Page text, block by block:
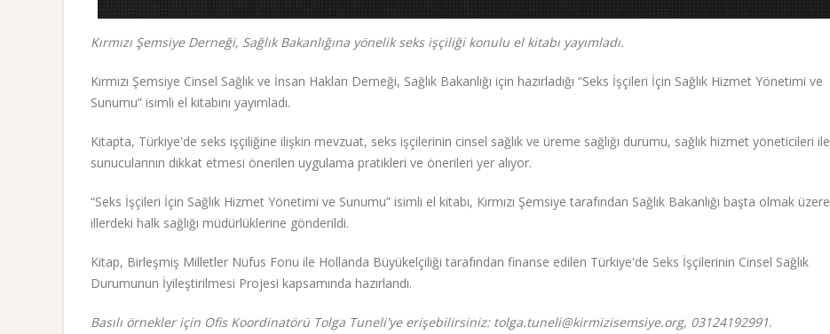
Kırmızı Şemsiye Derneği, Sağlık Bakanlığına yönelik seks işçiliği konulu el kitabı yayımladı.
Kırmızı Şemsiye Cinsel Sağlık ve İnsan Hakları Derneği, Sağlık Bakanlığı için hazırladığı “Seks İşçileri İçin Sağlık Hizmet Yönetimi ve
Sunumu” isimli el kitabını yayımladı.
Kitapta, Türkiye'de seks işçiliğine ilişkin mevzuat, seks işçilerinin cinsel sağlık ve üreme sağlığı durumu, sağlık hizmet yöneticileri ile
sunucularının dikkat etmesi önerilen uygulama pratikleri ve önerileri yer alıyor.
“Seks İşçileri İçin Sağlık Hizmet Yönetimi ve Sunumu” isimli el kitabı, Kırmızı Şemsiye tarafından Sağlık Bakanlığı başta olmak üzere
illerdeki halk sağlığı müdürlüklerine gönderildi.
Kitap, Birleşmiş Milletler Nüfus Fonu ile Hollanda Büyükelçiliği tarafından finanse edilen Türkiye'de Seks İşçilerinin Cinsel Sağlık
Durumunun İyileştirilmesi Projesi kapsamında hazırlandı.
Basılı örnekler için Ofis Koordinatörü Tolga Tuneli'ye erişebilirsiniz: tolga.tuneli@kirmizisemsiye.org, 03124192991.